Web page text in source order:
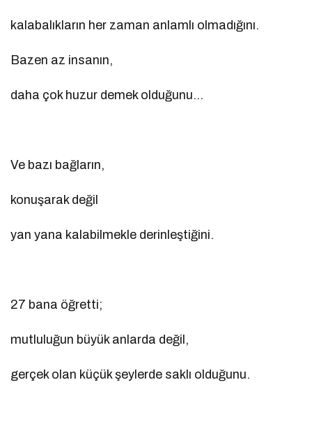
kalabalıkların her zaman anlamlı olmadığını.
Bazen az insanın,
daha çok huzur demek olduğunu…
Ve bazı bağların,
konuşarak değil
yan yana kalabilmekle derinleştiğini.
27 bana öğretti;
mutluluğun büyük anlarda değil,
gerçek olan küçük şeylerde saklı olduğunu.